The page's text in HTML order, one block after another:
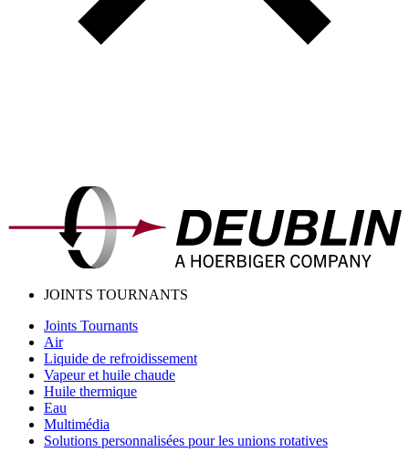
JOINTS TOURNANTS
Joints Tournants
Air
Liquide de refroidissement
Vapeur et huile chaude
Huile thermique
Eau
Multimédia
Solutions personnalisées pour les unions rotatives